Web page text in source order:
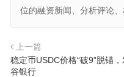
位的融资新闻、分析评论、
上一篇
稳定币USDC价格“破9”脱锚
谷银行